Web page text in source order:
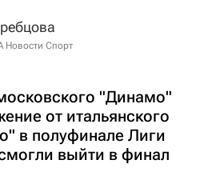
Новости Спорт
"Динамо"
от итальянского
в полуфинале Лиги
выйти в финал